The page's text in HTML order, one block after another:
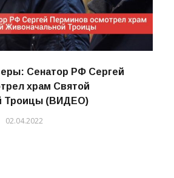
Сенатор РФ Сергей
храм Святой
Троицы (ВИДЕО)
02.04.2022